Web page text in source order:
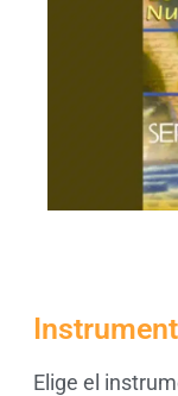
Elige el